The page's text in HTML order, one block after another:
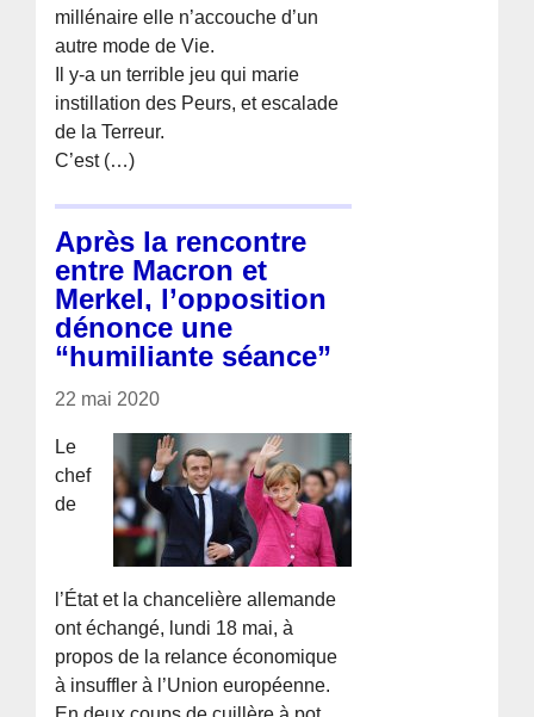
millénaire elle n’accouche d’un
autre mode de Vie.
Il y-a un terrible jeu qui marie
instillation des Peurs, et escalade
de la Terreur.
C’est (…)
Après la rencontre
entre Macron et
Merkel, l’opposition
dénonce une
“humiliante séance”
22 mai 2020
Le
chef
de
l’État et la chancelière allemande
ont échangé, lundi 18 mai, à
propos de la relance économique
à insuffler à l’Union européenne.